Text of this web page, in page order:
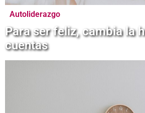
Autoliderazgo
Para ser feliz, cambia la
cuentas